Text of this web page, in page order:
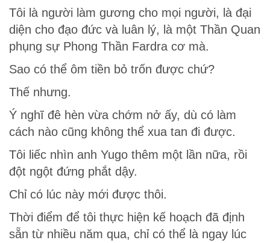
Tôi là người làm gương cho mọi người, là đại
diện cho đạo đức và luân lý, là một Thần Quan
phụng sự Phong Thần Fardra cơ mà.
Sao có thể ôm tiền bỏ trốn được chứ?
Thế nhưng.
Ý nghĩ đê hèn vừa chớm nở ấy, dù có làm
cách nào cũng không thể xua tan đi được.
Tôi liếc nhìn anh Yugo thêm một lần nữa, rồi
đột ngột đứng phắt dậy.
Chỉ có lúc này mới được thôi.
Thời điểm để tôi thực hiện kế hoạch đã định
sẵn từ nhiều năm qua, chỉ có thể là ngay lúc